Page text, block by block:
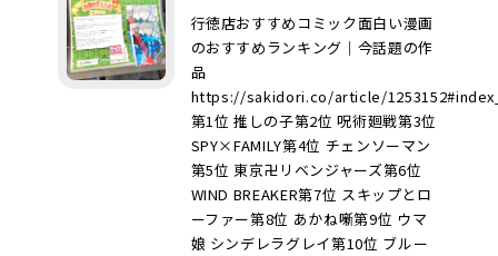
行徳店おすすめコミック面白い漫画
のおすすめランキング｜今話題の作
品
https://sakidori.co/article/
第1位 推しの子第2位 呪術廻戦第3位
SPY×FAMILY第4位 チェンソーマン
第5位 東京卍リベンジャーズ第6位
WIND BREAKER第7位 スキップとロ
ーファー第8位 あかね噺第9位 ウマ
娘 シンデレラグレイ第10位 ブルー